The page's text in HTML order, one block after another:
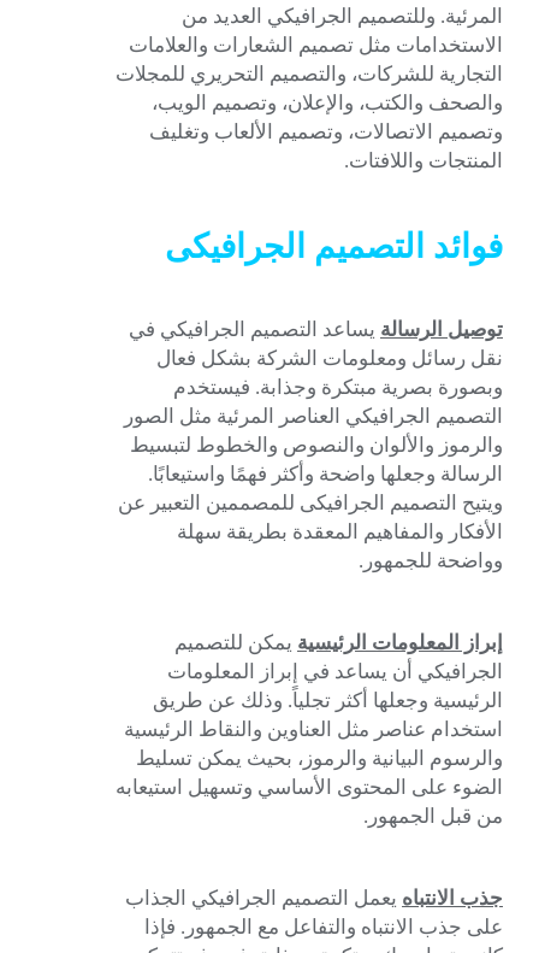
المرئية. وللتصميم الجرافيكي العديد من
الاستخدامات مثل تصميم الشعارات والعلامات
التجارية للشركات، والتصميم التحريري للمجلات
والصحف والكتب، والإعلان، وتصميم الويب،
وتصميم الاتصالات، وتصميم الألعاب وتغليف
المنتجات واللافتات.
فوائد التصميم الجرافيكى
توصيل الرسالة يساعد التصميم الجرافيكي في
نقل رسائل ومعلومات الشركة بشكل فعال
وبصورة بصرية مبتكرة وجذابة. فيستخدم
التصميم الجرافيكي العناصر المرئية مثل الصور
والرموز والألوان والنصوص والخطوط لتبسيط
الرسالة وجعلها واضحة وأكثر فهمًا واستيعابًا.
ويتيح التصميم الجرافيكى للمصممين التعبير عن
الأفكار والمفاهيم المعقدة بطريقة سهلة
وواضحة للجمهور.
إبراز المعلومات الرئيسية يمكن للتصميم
الجرافيكي أن يساعد في إبراز المعلومات
الرئيسية وجعلها أكثر تجلياً. وذلك عن طريق
استخدام عناصر مثل العناوين والنقاط الرئيسية
والرسوم البيانية والرموز، بحيث يمكن تسليط
الضوء على المحتوى الأساسي وتسهيل استيعابه
من قبل الجمهور.
جذب الانتباه يعمل التصميم الجرافيكي الجذاب
على جذب الانتباه والتفاعل مع الجمهور. فإذا